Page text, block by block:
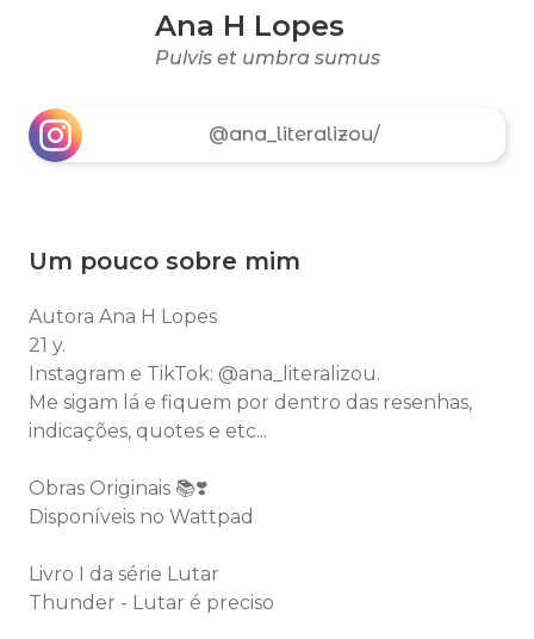
Ana H Lopes
Pulvis et umbra sumus
@ana_literalizou/
Um pouco sobre mim
Autora Ana H Lopes
21 y.
Instagram e TikTok: @ana_literalizou.
Me sigam lá e fiquem por dentro das resenhas,
indicações, quotes e etc...
Obras Originais 📚❣️
Disponíveis no Wattpad
Livro I da série Lutar
Thunder - Lutar é preciso